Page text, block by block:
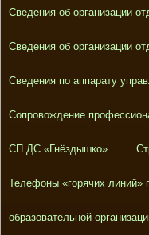
Сведения об организации
Сведения об организации
Сведения по аппарату
Сопровождение
СП ДС «Гнёздышко»
Телефоны «горячих линий»
образовательной